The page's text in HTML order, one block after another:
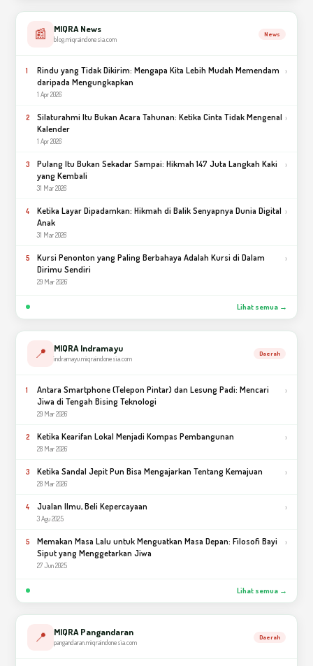
📰 MIQRA News
blog.miqraindonesia.com
News
1
Rindu yang Tidak Dikirim: Mengapa Kita Lebih Mudah Memendam
daripada Mengungkapkan
1 Apr 2026
›
2
Silaturahmi Itu Bukan Acara Tahunan: Ketika Cinta Tidak Mengenal
Kalender
1 Apr 2026
›
3
Pulang Itu Bukan Sekadar Sampai: Hikmah 147 Juta Langkah Kaki
yang Kembali
31 Mar 2026
›
4
Ketika Layar Dipadamkan: Hikmah di Balik Senyapnya Dunia Digital
Anak
31 Mar 2026
›
5
Kursi Penonton yang Paling Berbahaya Adalah Kursi di Dalam
Dirimu Sendiri
29 Mar 2026
›
Lihat semua →
📍 MIQRA Indramayu
indramayu.miqraindonesia.com
Daerah
1
Antara Smartphone (Telepon Pintar) dan Lesung Padi: Mencari
Jiwa di Tengah Bising Teknologi
29 Mar 2026
›
2 Ketika Kearifan Lokal Menjadi Kompas Pembangunan
28 Mar 2026
›
3 Ketika Sandal Jepit Pun Bisa Mengajarkan Tentang Kemajuan
28 Mar 2026
›
4 Jualan Ilmu, Beli Kepercayaan
3 Agu 2025
›
5
Memakan Masa Lalu untuk Menguatkan Masa Depan: Filosofi Bayi
Siput yang Menggetarkan Jiwa
27 Jun 2025
›
Lihat semua →
📍 MIQRA Pangandaran
pangandaran.miqraindonesia.com
Daerah